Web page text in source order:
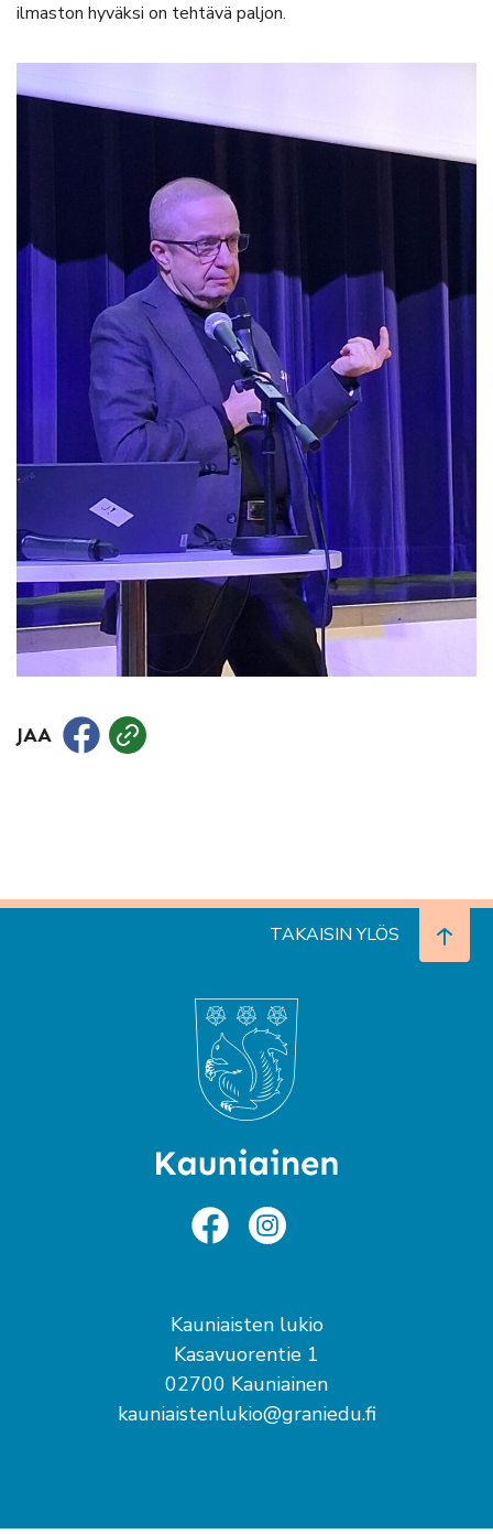
ilmaston hyväksi on tehtävä paljon.
JAA
TAKAISIN YLÖS
Kauniaisten lukio
Kasavuorentie 1
02700 Kauniainen
kauniaistenlukio@graniedu.fi